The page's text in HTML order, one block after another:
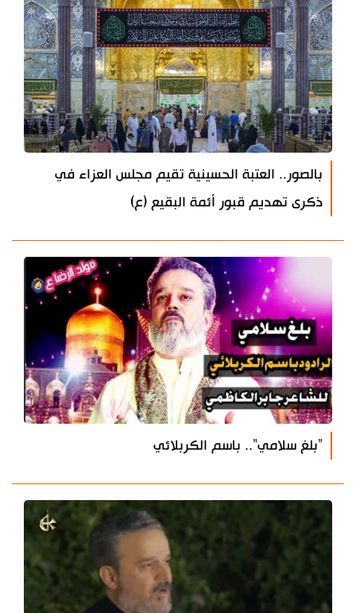
بالصور.. العتبة الحسينية تقيم مجلس العزاء في
ذكرى تهديم قبور أئمة البقيع (ع)
"بلغ سلامي".. باسم الكربلائي